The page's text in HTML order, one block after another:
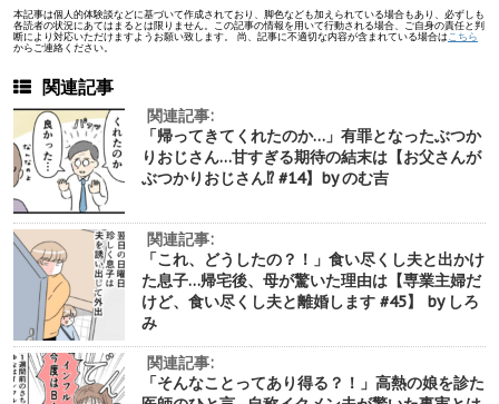
本記事は個人的体験談などに基づいて作成されており、脚色なども加えられている場合もあり、必ずしも
各読者の状況にあてはまるとは限りません。この記事の情報を用いて行動される場合、ご自身の責任と判
断により対応いただけますようお願い致します。 尚、記事に不適切な内容が含まれている場合は こちら
からご連絡ください。
関連記事
関連記事:
「帰ってきてくれたのか…」有罪となったぶつか
りおじさん…甘すぎる期待の結末は【お父さんが
ぶつかりおじさん⁉︎ #14】by のむ吉
関連記事:
「これ、どうしたの？！」食い尽くし夫と出かけ
た息子…帰宅後、母が驚いた理由は【専業主婦だ
けど、食い尽くし夫と離婚します #45】 by しろ
み
関連記事:
「そんなことってあり得る？！」高熱の娘を診た